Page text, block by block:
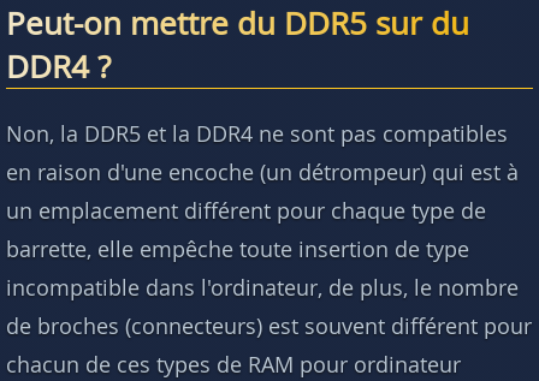
Peut-on mettre du DDR5 sur du
DDR4 ?
Non, la DDR5 et la DDR4 ne sont pas compatibles
en raison d'une encoche (un détrompeur) qui est à
un emplacement différent pour chaque type de
barrette, elle empêche toute insertion de type
incompatible dans l'ordinateur, de plus, le nombre
de broches (connecteurs) est souvent différent pour
chacun de ces types de RAM pour ordinateur